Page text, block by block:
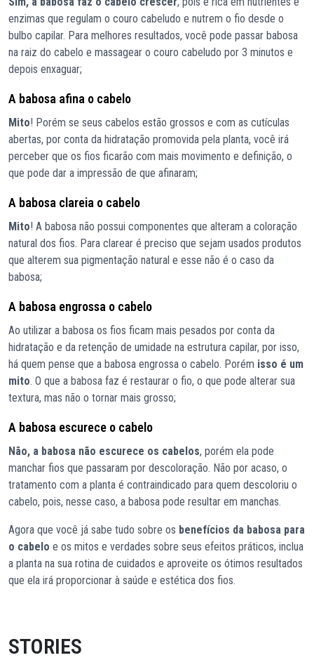
enzimas que regulam o couro cabeludo e nutrem o fio desde o
bulbo capilar. Para melhores resultados, você pode passar babosa
na raiz do cabelo e massagear o couro cabeludo por 3 minutos e
depois enxaguar;
A babosa afina o cabelo
Mito! Porém se seus cabelos estão grossos e com as cutículas
abertas, por conta da hidratação promovida pela planta, você irá
perceber que os fios ficarão com mais movimento e definição, o
que pode dar a impressão de que afinaram;
A babosa clareia o cabelo
Mito! A babosa não possui componentes que alteram a coloração
natural dos fios. Para clarear é preciso que sejam usados produtos
que alterem sua pigmentação natural e esse não é o caso da
babosa;
A babosa engrossa o cabelo
Ao utilizar a babosa os fios ficam mais pesados por conta da
hidratação e da retenção de umidade na estrutura capilar, por isso,
há quem pense que a babosa engrossa o cabelo. Porém isso é um
mito. O que a babosa faz é restaurar o fio, o que pode alterar sua
textura, mas não o tornar mais grosso;
A babosa escurece o cabelo
Não, a babosa não escurece os cabelos, porém ela pode
manchar fios que passaram por descoloração. Não por acaso, o
tratamento com a planta é contraindicado para quem descoloriu o
cabelo, pois, nesse caso, a babosa pode resultar em manchas.
Agora que você já sabe tudo sobre os benefícios da babosa para
o cabelo e os mitos e verdades sobre seus efeitos práticos, inclua
a planta na sua rotina de cuidados e aproveite os ótimos resultados
que ela irá proporcionar à saúde e estética dos fios.
STORIES